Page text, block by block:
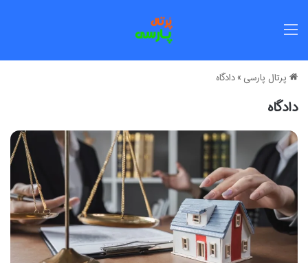
پرتال پارسی »دادگاه
دادگاه